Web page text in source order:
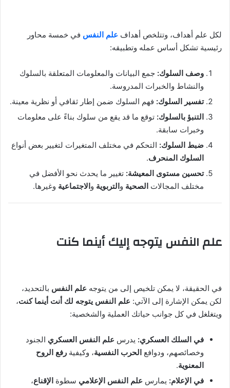
لكل علم أهداف، وتتلخص أهداف علم النفس في خمسة محاور
رئيسية تشكل أساس عمله وتطبيقه:
وصف السلوك: جمع البيانات والمعلومات المتعلقة بالسلوك
والنشاط والخبرات المدروسة.
تفسير السلوك: فهم السلوك ضمن إطار ثقافي أو نظرية معينة.
التنبؤ بالسلوك: توقع ما قد يقع من سلوك بناءً على معلومات
وخبرات سابقة.
ضبط السلوك: التحكم في مختلف المتغيرات لتغيير بعض أنواع
السلوك المنحرف.
تحسين مستوى المعيشة: تغيير ما يحدث نحو الأفضل في
مختلف المجالات الصحية والتربوية والاجتماعية وغيرها.
علم النفس يتوجه إليك أينما كنت
في الحقيقة، لا يمكن تلخيص إلى من يتوجه علم النفس بالتحديد،
لكن يمكن الإشارة إلى الآتي: علم النفس يتوجه لك أنت أينما كنت،
ويتغلغل في كل جوانب حياتك العملية والشخصية:
في السلك العسكري: يدرس علم النفس العسكري الجنود
وخصائصهم، ودوافع الحرب النفسية، وكيفية رفع الروح
المعنوية.
في الإعلام: يمارس علم النفس الإعلامي سطوة الإقناع،